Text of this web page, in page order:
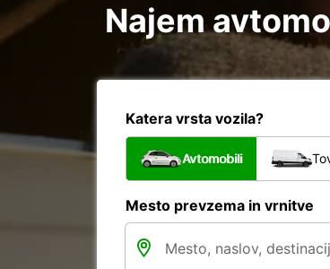
Najem
Katera vrsta vozila?
Avtomobili
Mesto prevzema in vrnitve